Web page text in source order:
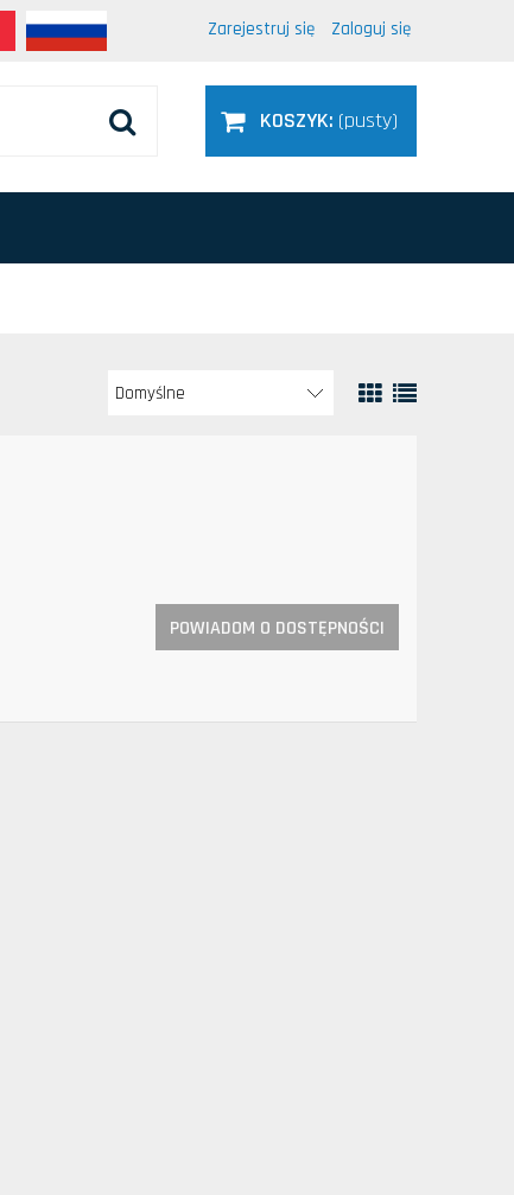
Zarejestruj się Zaloguj się
KOSZYK: (pusty)
POWIADOM O DOSTĘPNOŚCI